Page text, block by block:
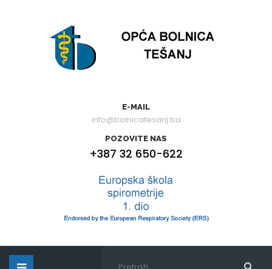
E-MAIL
info@bolnicatesanj.ba
POZOVITE NAS
+387 32 650-622